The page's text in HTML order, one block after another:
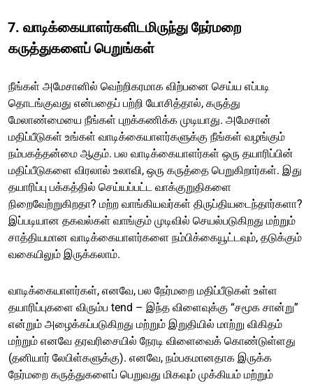
7. வாடிக்கையாளர்களிடமிருந்து நேர்மறை
கருத்துகளைப் பெறுங்கள்
நீங்கள் அமேசானில் வெற்றிகரமாக விற்பனை செய்ய எப்படி
தொடங்குவது என்பதைப் பற்றி யோசித்தால், கருத்து
மேலாண்மையை நீங்கள் புறக்கணிக்க முடியாது. அமேசான்
மதிப்பீடுகள் உங்கள் வாடிக்கையாளர்களுக்கு நீங்கள் வழங்கும்
நம்பகத்தன்மை ஆகும். பல வாடிக்கையாளர்கள் ஒரு தயாரிப்பின்
மதிப்பீடுகளை விரலால் உலாவி, ஒரு கருத்தை பெறுகிறார்கள். இது
தயாரிப்பு பக்கத்தில் செய்யப்பட்ட வாக்குறுதிகளை
நிறைவேற்றுகிறதா? மற்ற வாங்கியவர்கள் திருப்தியடைந்தார்களா?
இப்படியான தகவல்கள் வாங்கும் முடிவில் செயல்படுகிறது மற்றும்
சாத்தியமான வாடிக்கையாளர்களை நம்பிக்கையூட்டவும், தடுக்கும்
வகையிலும் இருக்கலாம்.
வாடிக்கையாளர்கள், எனவே, பல நேர்மறை மதிப்பீடுகள் உள்ள
தயாரிப்புகளை விரும்ப tend – இந்த விளைவுக்கு “சமூக சான்று”
என்றும் அழைக்கப்படுகிறது மற்றும் இறுதியில் மாற்று விகிதம்
மற்றும் எனவே தரவரிசையில் நேரடி விளைவைக் கொண்டுள்ளது
(தனியார் லேபிள்களுக்கு). எனவே, நம்பகமானதாக இருக்க
நேர்மறை கருத்துகளைப் பெறுவது மிகவும் முக்கியம் மற்றும்